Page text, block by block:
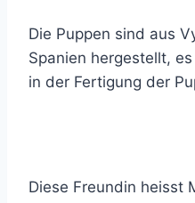
Die Puppen sind aus
Spanien hergestellt,
in der Fertigung der
Diese Freundin heisst